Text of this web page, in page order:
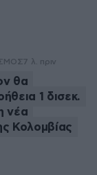
7 λ. πριν
θα
1 δισεκ.
νέα
Κολομβίας